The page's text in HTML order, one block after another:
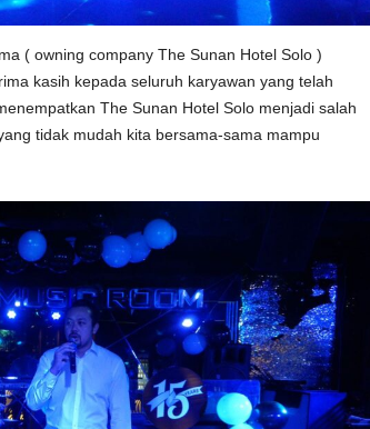
( owning company The Sunan Hotel Solo )
kasih kepada seluruh karyawan yang telah
The Sunan Hotel Solo menjadi salah
tidak mudah kita bersama-sama mampu